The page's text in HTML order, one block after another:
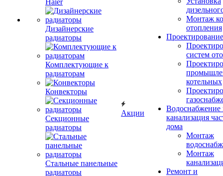
Haier
Дизайнерские
радиаторы
Комплектующие к
радиаторам
Конвекторы
Секционные
радиаторы
Стальные панельные
радиаторы
Акции
Монтаж
отопления
Проектирование
систем
котельных
Водоснабжение
канализация
дома
Монтаж
Монтаж
Ремонт и